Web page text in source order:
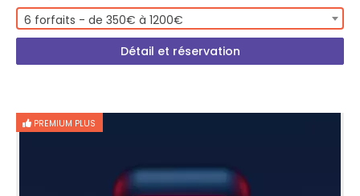
6 forfaits - de 350€ à 1200€
Détail et réservation
PREMIUM PLUS